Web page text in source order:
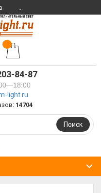
...
84-87
light.ru
14704
Поиск